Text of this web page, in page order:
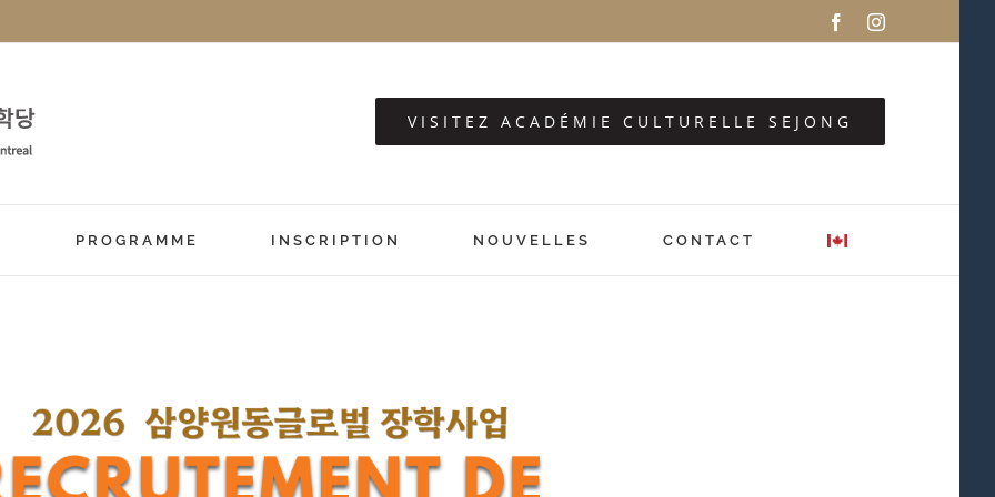
FacebookInstagram
VISITEZ ACADÉMIE CULTURELLE SEJONG
PROGRAMME INSCRIPTION NOUVELLES CONTACT